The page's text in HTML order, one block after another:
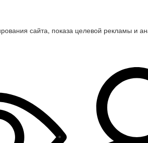
сайта, показа целевой рекламы и